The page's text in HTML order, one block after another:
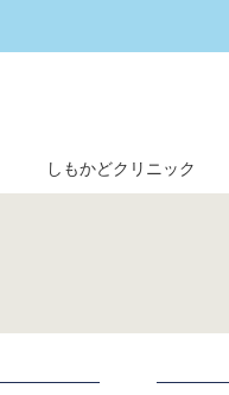
しもかどクリニック